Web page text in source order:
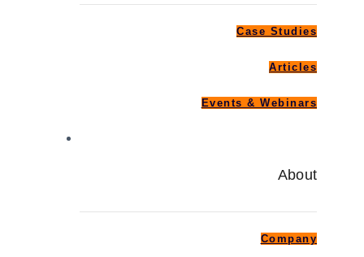
Case Studies
Articles
Events & Webinars
About
Company